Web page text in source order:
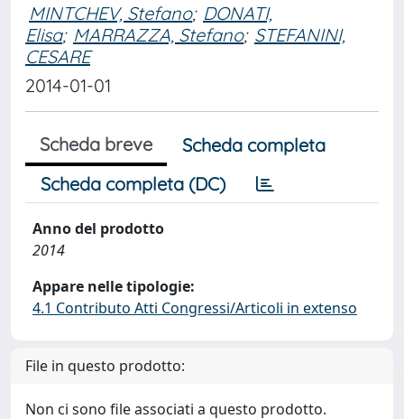
MINTCHEV, Stefano; DONATI,
Elisa; MARRAZZA, Stefano; STEFANINI,
CESARE
2014-01-01
Scheda breve
Scheda completa
Scheda completa (DC)
Anno del prodotto
2014
Appare nelle tipologie:
4.1 Contributo Atti Congressi/Articoli in extenso
File in questo prodotto:
Non ci sono file associati a questo prodotto.